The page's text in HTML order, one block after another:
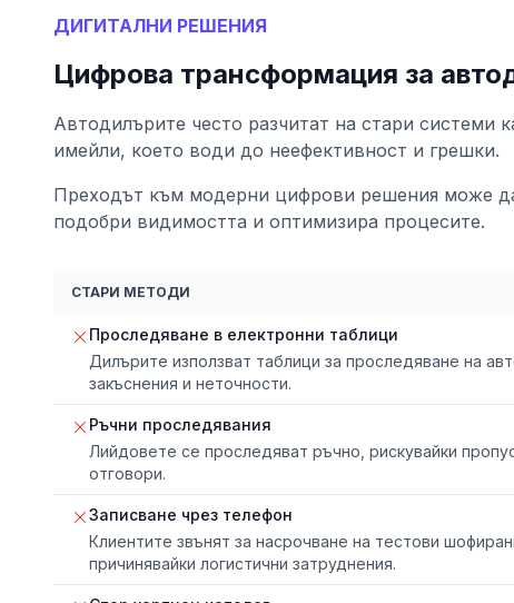
ДИГИТАЛНИ РЕШЕНИЯ
Цифрова трансформация за
Автодилърите често разчитат на стари системи
имейли, което води до неефективност и грешки.
Преходът към модерни цифрови решения може
подобри видимостта и оптимизира процесите.
СТАРИ МЕТОДИ
Проследяване в електронни таблици
Дилърите използват таблици за проследяване на
закъснения и неточности.
Ръчни проследявания
Лийдовете се проследяват ръчно, рискувайки
отговори.
Записване чрез телефон
Клиентите звънят за насрочване на тестови
причинявайки логистични затруднения.